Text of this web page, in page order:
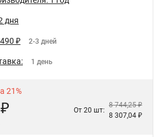
дня
₽ 2-3 дней
1 день
21%
От 20 шт:
8 744,25 ₽
8 307,04 ₽